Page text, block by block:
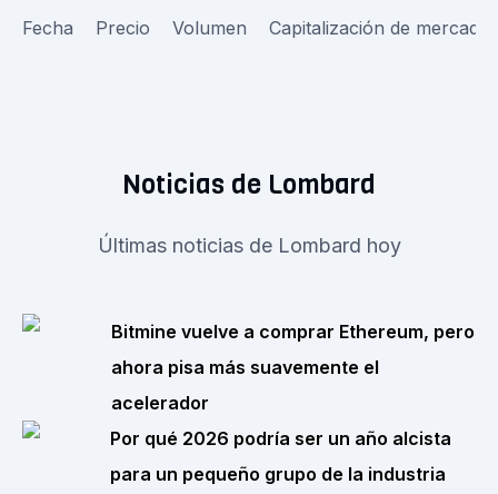
Fecha Precio Volumen Capitalización de mercado
Noticias de Lombard
Últimas noticias de Lombard hoy
Bitmine vuelve a comprar Ethereum, pero
ahora pisa más suavemente el
acelerador
Por qué 2026 podría ser un año alcista
para un pequeño grupo de la industria